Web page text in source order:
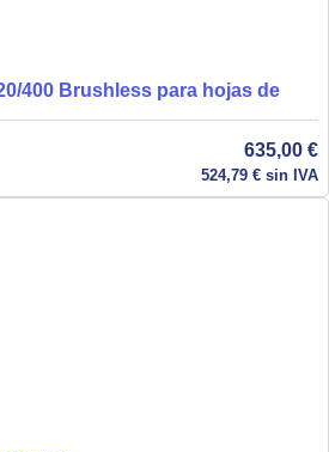
400 Brushless para hojas de
635,00 €
524,79 € sin IVA